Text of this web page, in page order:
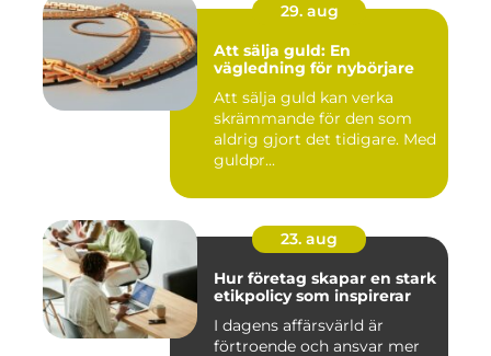
29. aug
Att sälja guld: En
vägledning för nybörjare
Att sälja guld kan verka
skrämmande för den som
aldrig gjort det tidigare. Med
guldpr...
23. aug
Hur företag skapar en stark
etikpolicy som inspirerar
I dagens affärsvärld är
förtroende och ansvar mer